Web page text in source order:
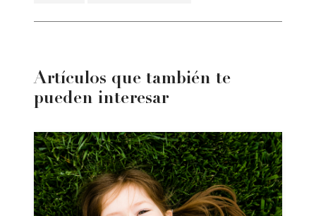
Artículos que también te
pueden interesar